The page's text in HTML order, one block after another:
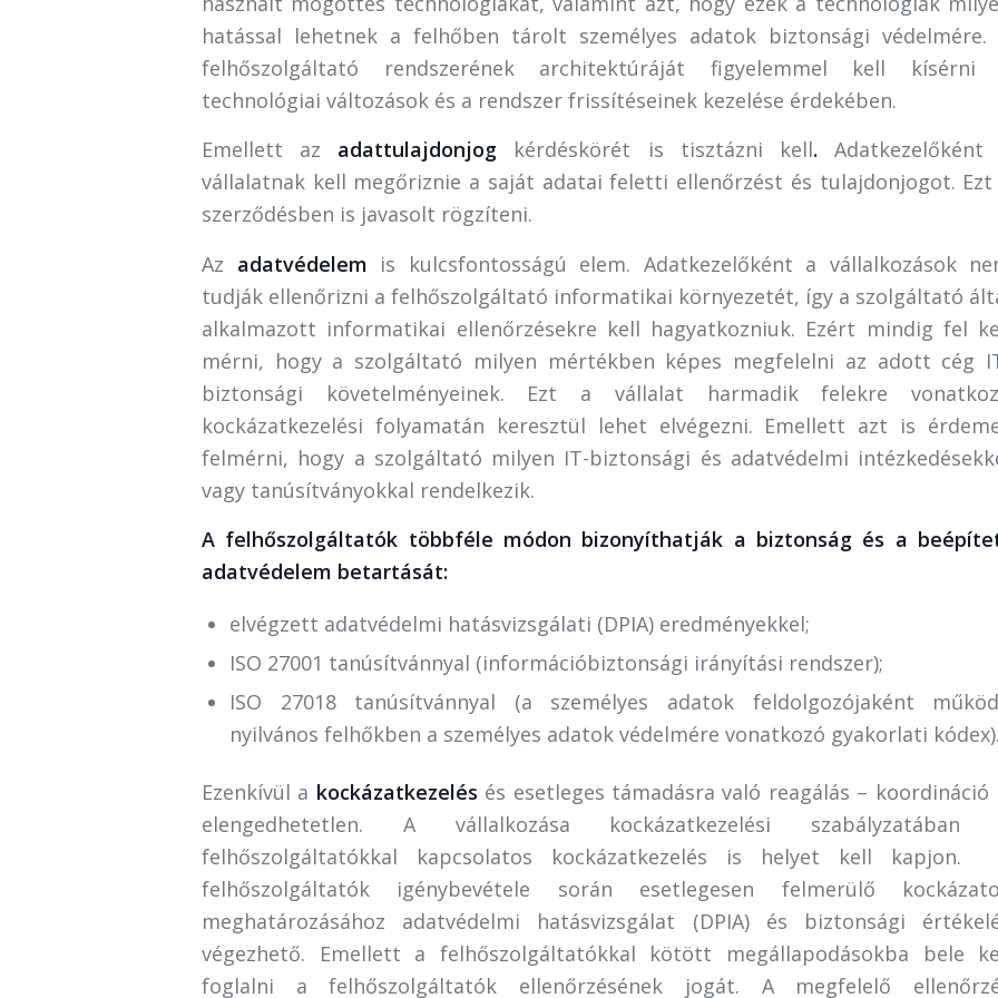
hatással lehetnek a felhőben tárolt személyes adatok biztonsági védelmére.
felhőszolgáltató rendszerének architektúráját figyelemmel kell kísérni
technológiai változások és a rendszer frissítéseinek kezelése érdekében.
Emellett az adattulajdonjog kérdéskörét is tisztázni kell. Adatkezelőként
vállalatnak kell megőriznie a saját adatai feletti ellenőrzést és tulajdonjogot. Ezt
szerződésben is javasolt rögzíteni.
Az adatvédelem is kulcsfontosságú elem. Adatkezelőként a vállalkozások
tudják ellenőrizni a felhőszolgáltató informatikai környezetét, így a szolgáltató
alkalmazott informatikai ellenőrzésekre kell hagyatkozniuk. Ezért mindig fel
mérni, hogy a szolgáltató milyen mértékben képes megfelelni az adott cég
biztonsági követelményeinek. Ezt a vállalat harmadik felekre
kockázatkezelési folyamatán keresztül lehet elvégezni. Emellett azt is
felmérni, hogy a szolgáltató milyen IT-biztonsági és adatvédelmi
vagy tanúsítványokkal rendelkezik.
A felhőszolgáltatók többféle módon bizonyíthatják a biztonság és a
adatvédelem betartását:
elvégzett adatvédelmi hatásvizsgálati (DPIA) eredményekkel;
ISO 27001 tanúsítvánnyal (információbiztonsági irányítási rendszer);
ISO 27018 tanúsítvánnyal (a személyes adatok feldolgozójaként
nyilvános felhőkben a személyes adatok védelmére vonatkozó gyakorlati kódex).
Ezenkívül a kockázatkezelés és esetleges támadásra való reagálás – koordináció
elengedhetetlen. A vállalkozása kockázatkezelési szabályzatában
felhőszolgáltatókkal kapcsolatos kockázatkezelés is helyet kell kapjon.
felhőszolgáltatók igénybevétele során esetlegesen felmerülő
meghatározásához adatvédelmi hatásvizsgálat (DPIA) és biztonsági
végezhető. Emellett a felhőszolgáltatókkal kötött megállapodásokba bele
foglalni a felhőszolgáltatók ellenőrzésének jogát. A megfelelő